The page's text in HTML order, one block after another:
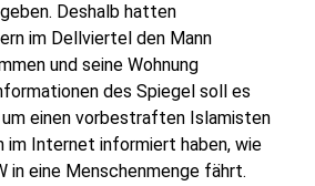
Deshalb hatten
im Dellviertel den Mann
und seine Wohnung
des Spiegel soll es
einen vorbestraften Islamisten
im Internet informiert haben, wie
in eine Menschenmenge fährt.